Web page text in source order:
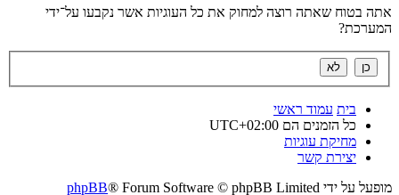
אתה בטוח שאתה רוצה למחוק את כל העוגיות אשר נקבעו על־ידי
המערכת?
בית עמוד ראשי
כל הזמנים הם UTC+02:00
מחיקת עוגיות
יצירת קשר
מופעל על ידי
phpBB® Forum Software © phpBB Limited